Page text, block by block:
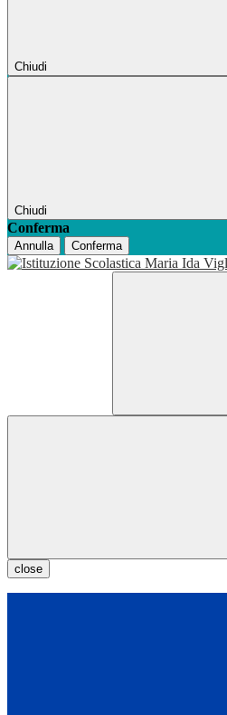
Chiudi
Chiudi
Conferma
Annulla Conferma
close